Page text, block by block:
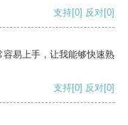
支持[0] 反对[0]
易上手，让我能够快速熟
支持[0] 反对[0]